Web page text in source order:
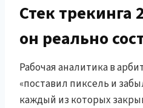
Стек трекинга
он реально
Рабочая аналитика в
«поставил пиксель и
каждый из которых